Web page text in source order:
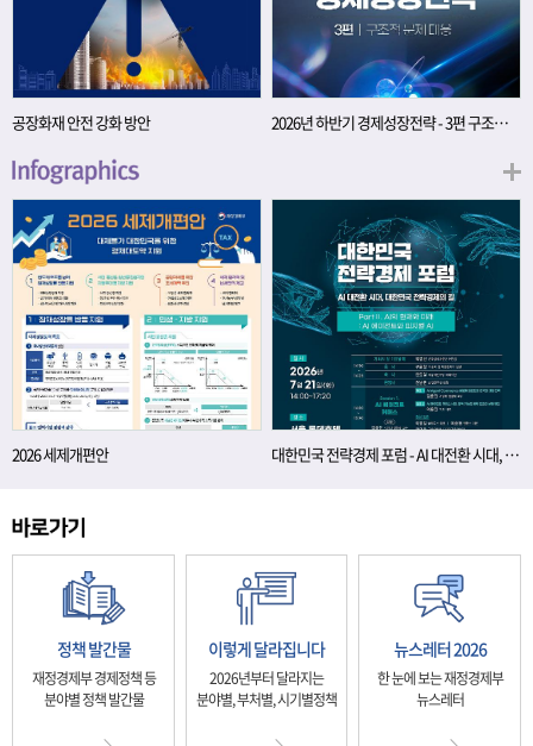
공장화재 안전 강화 방안 2026년 하반기 경제성장전략 - 3편 구조적 문제 대응
2026 세제개편안 대한민국 전략경제 포럼 - AI 대전환 시대, 대한민국 전략경제의 길
정책 발간물
재정경제부 경제정책 등
분야별 정책 발간물
이렇게 달라집니다
2026년부터 달라지는
분야별, 부처별, 시기별정책
뉴스레터 2026
한 눈에 보는 재정경제부
뉴스레터